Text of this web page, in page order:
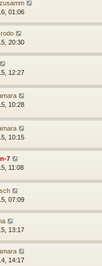
01:06
20:30
12:27
10:28
10:15
7
11:08
07:09
13:17
14:17